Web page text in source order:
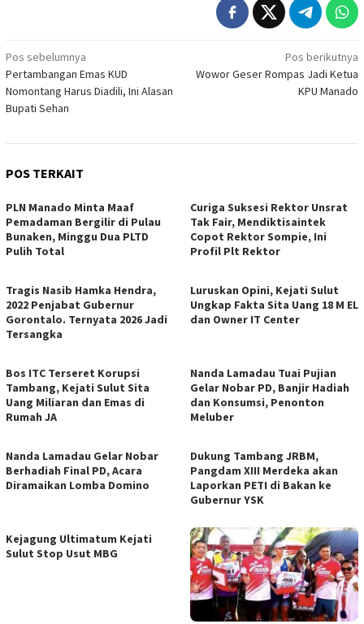
Navigasi
pos
Pos sebelumnya
Pertambangan Emas KUD
Nomontang Harus Diadili, Ini Alasan
Bupati Sehan
Pos berikutnya
Wowor Geser Rompas Jadi Ketua
KPU Manado
POS TERKAIT
PLN Manado Minta Maaf
Pemadaman Bergilir di Pulau
Bunaken, Minggu Dua PLTD
Pulih Total
Curiga Suksesi Rektor Unsrat
Tak Fair, Mendiktisaintek
Copot Rektor Sompie, Ini
Profil Plt Rektor
Tragis Nasib Hamka Hendra,
2022 Penjabat Gubernur
Gorontalo. Ternyata 2026 Jadi
Tersangka
Luruskan Opini, Kejati Sulut
Ungkap Fakta Sita Uang 18 M EL
dan Owner IT Center
Bos ITC Terseret Korupsi
Tambang, Kejati Sulut Sita
Uang Miliaran dan Emas di
Rumah JA
Nanda Lamadau Tuai Pujian
Gelar Nobar PD, Banjir Hadiah
dan Konsumsi, Penonton
Meluber
Nanda Lamadau Gelar Nobar
Berhadiah Final PD, Acara
Diramaikan Lomba Domino
Dukung Tambang JRBM,
Pangdam XIII Merdeka akan
Laporkan PETI di Bakan ke
Gubernur YSK
Kejagung Ultimatum Kejati
Sulut Stop Usut MBG